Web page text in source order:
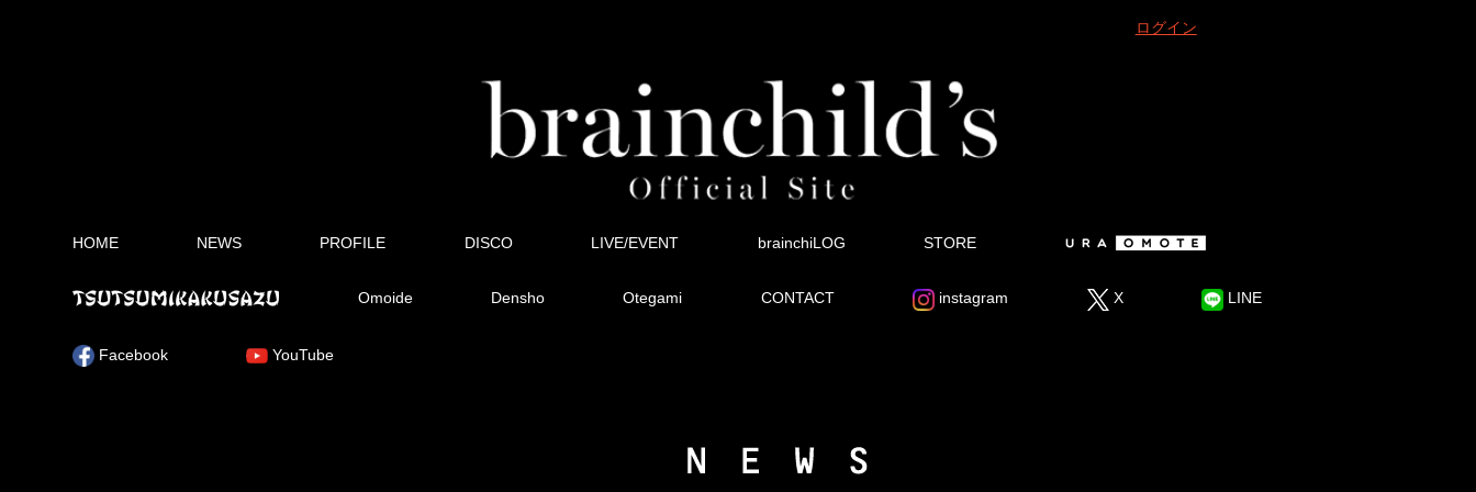
ログイン
HOME NEWS PROFILE DISCO LIVE/EVENT brainchiLOG STORE
Omoide Densho Otegami CONTACT instagram X LINE
Facebook YouTube